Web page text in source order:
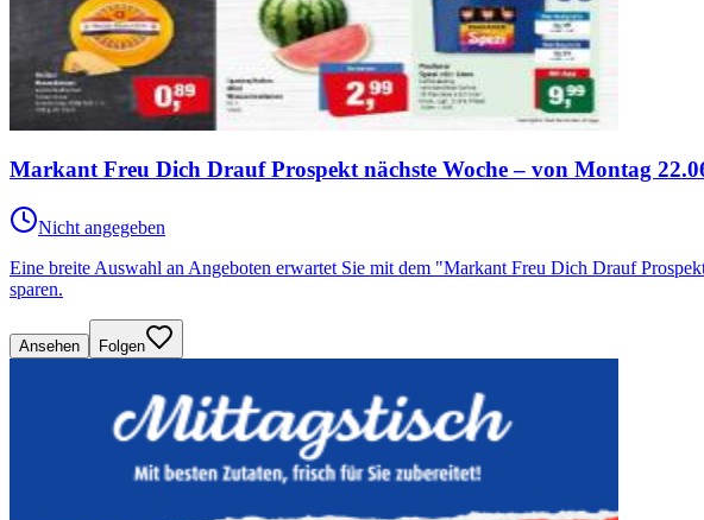
Markant Freu Dich Drauf Prospekt nächste Woche – von Montag
Nicht angegeben
Eine breite Auswahl an Angeboten erwartet Sie mit dem "Markant Freu Dich Drauf
sparen.
Ansehen Folgen